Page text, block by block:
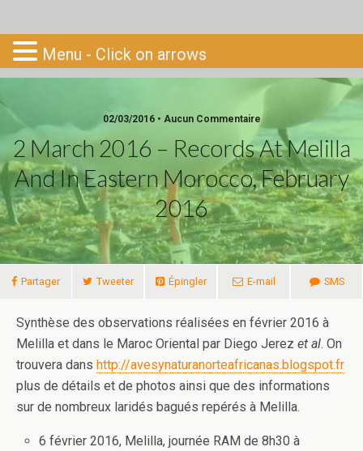
Go-South
02/03/2016 • Aucun Commentaire
2 March 2016 – Records At Melilla
And In Eastern Morocco, February
2016
Partager Tweeter Épingler E-mail SMS
Synthèse des observations réalisées en février 2016 à
Melilla et dans le Maroc Oriental par Diego Jerez et al. On
trouvera dans http://avesynaturanorteafricanas.blogspot.fr
plus de détails et de photos ainsi que des informations
sur de nombreux laridés bagués repérés à Melilla.
6 février 2016, Melilla, journée RAM de 8h30 à
Menu - Click on arrows